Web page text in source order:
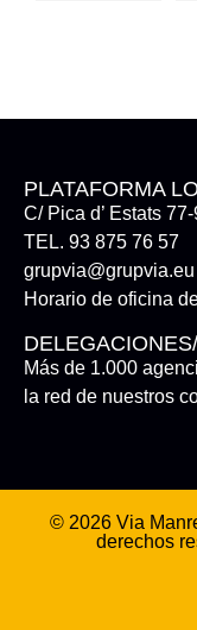
PLATAFORMA
C/ Pica d’ Estats
TEL. 93 875 76 57
grupvia@grupvia.eu
Horario de oficina
Más de 1.000
la red de nuestros
© 2026 Via
derechos